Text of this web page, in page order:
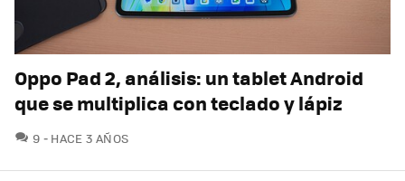
Oppo Pad 2, análisis: un tablet Android
que se multiplica con teclado y lápiz
9 COMENTARIOS
HACE 3 AÑOS